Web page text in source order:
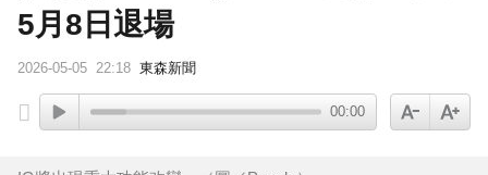
5月8日退場
2026-05-05 22:18 東森新聞
00:00